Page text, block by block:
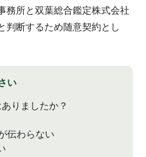
務所と双葉総合鑑定株式会社
判断するため随意契約とし
い
りましたか？
伝わらない